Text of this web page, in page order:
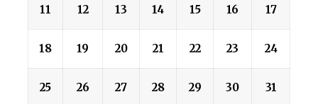
11 12 13 14 15 16 17
18 19 20 21 22 23 24
25 26 27 28 29 30 31